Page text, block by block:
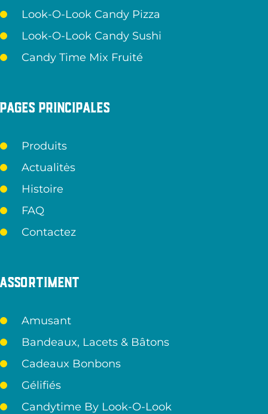
Look-O-Look Candy Pizza
Look-O-Look Candy Sushi
Candy Time Mix Fruité
Pages principales
Produits
Actualitės
Histoire
FAQ
Contactez
Assortiment
Amusant
Bandeaux, Lacets & Bâtons
Cadeaux Bonbons
Gélifiés
Candytime By Look-O-Look